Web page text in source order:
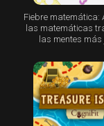
Fiebre matemática:
las matemáticas
las mentes más